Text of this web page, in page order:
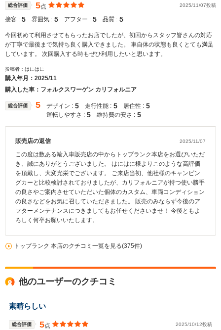
総合評価 5点 2025/11/07投稿
接客 : 5 雰囲気 : 5 アフター : 5 品質 : 5
今回初めて利用させてもらったお店でしたが、初回からスタッフ皆さんの対応
が丁寧で最後まで気持ち良く購入できました。 車自体の状態も良くとても満足
しています。 次回購入する時もぜひ利用したいと思います。
投稿者：はにはに
購入年月： 2025/11
購入した車：フォルクスワーゲン カリフォルニア
総合評価 5 デザイン : 5 走行性能 : 5 居住性 : 5
運転しやすさ : 5 維持費の安さ : 5
販売店の返信 2025/11/07
この度は数ある輸入車販売店の中からトップランク本店をお選びいただ
き、誠にありがとうございました。 はにはに様よりこのような高評価
を頂戴し、大変光栄でございます。 ご来店当初、他社様のキャンピン
グカーと比較検討されておりましたが、カリフォルニアが持つ使い勝手
の良さやご案内させていただいた個体のカスタム、車両コンディション
の良さなどをお気に召していただきました。 販売のみならず今後のア
フターメンテナンスにつきましてもお任せくださいませ！ 今後ともよ
ろしく何卒お願いいたします。
トップランク 本店のクチコミ一覧を見る(375件)
他のユーザーのクチコミ
素晴らしい
総合評価 5点 2025/10/12投稿